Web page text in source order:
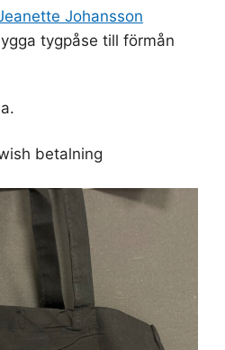
Johansson
tygpåse till förmån
betalning